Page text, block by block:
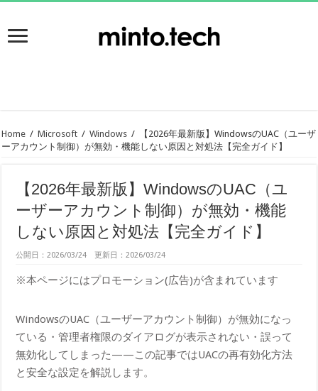
Home / Microsoft / Windows /
【2026年最新版】WindowsのUAC（ユーザ
ーアカウント制御）が無効・機能しない原因と対処法【完全ガイド】
【2026年最新版】WindowsのUAC（ユ
ーザーアカウント制御）が無効・機能
しない原因と対処法【完全ガイド】
公開日：2026/03/24 更新日：2026/03/24
※本ページにはプロモーション(広告)が含まれています
WindowsのUAC（ユーザーアカウント制御）が無効になっ
ている・管理者権限のダイアログが表示されない・誤って
無効化してしまった——この記事ではUACの再有効化方法
と安全な設定を解説します。